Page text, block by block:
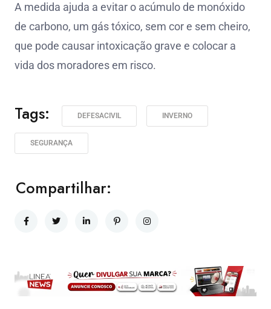
A medida ajuda a evitar o acúmulo de monóxido
de carbono, um gás tóxico, sem cor e sem cheiro,
que pode causar intoxicação grave e colocar a
vida dos moradores em risco.
Tags: DEFESACIVIL INVERNO
SEGURANÇA
Compartilhar: